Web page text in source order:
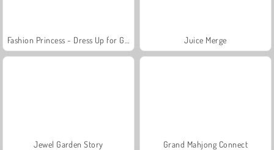
Juice Merge
Jewel Garden Story Grand Mahjong Connect